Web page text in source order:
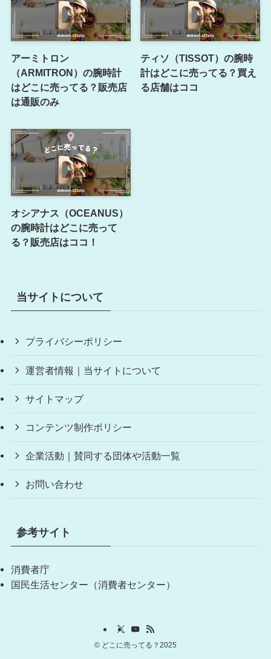
アーミトロン
（ARMITRON）の腕時計
はどこに売ってる？販売店
は通販のみ
ティソ（TISSOT）の腕時
計はどこに売ってる？買え
る店舗はココ
オシアナス（OCEANUS）
の腕時計はどこに売って
る？販売店はココ！
当サイトについて
プライバシーポリシー
運営者情報｜当サイトについて
サイトマップ
コンテンツ制作ポリシー
企業活動｜賛同する団体や活動一覧
お問い合わせ
参考サイト
消費者庁
国民生活センター（消費者センター）
© どこに売ってる？2025